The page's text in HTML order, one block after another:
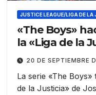
JUSTICE LEAGUE/LIGA DE
«The Boys»
la «Liga de la
20 DE SEPTIEMBRE
La serie «The
de la Justicia» de